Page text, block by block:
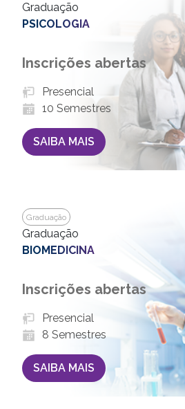
Graduação
PSICOLOGIA
Inscrições abertas
Presencial
10 Semestres
SAIBA MAIS
Graduação
Graduação
BIOMEDICINA
Inscrições abertas
Presencial
8 Semestres
SAIBA MAIS